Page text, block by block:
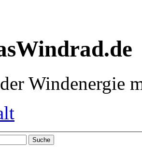
Windenergie